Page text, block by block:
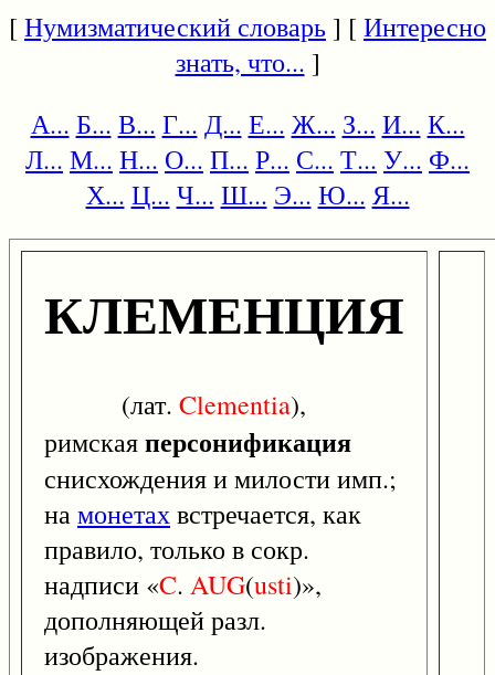
[Нумизматический словарь] [Интересно
знать, что... ]
А... Б... В... Г... Д... Е... Ж... З... И... К...
Л... М... Н... О... П... Р... С... Т... У... Ф...
Х... Ц... Ч... Ш... Э... Ю... Я...
КЛЕМЕНЦИЯ
(лат. Clementia),
римскаяперсонификация
снисхождения и милости имп.;
намонетахвстречается, как
правило, только в сокр.
надписи «C. AUG(usti)»,
дополняющей разл.
изображения.